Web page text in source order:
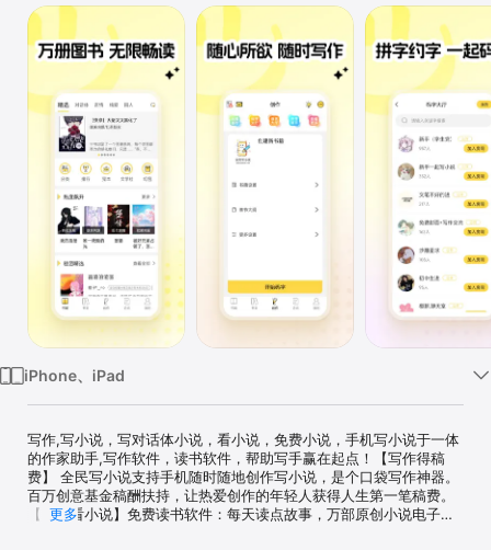
Vision
Watch
iPhone、iPad
写作,写小说，写对话体小说，看小说，免费小说，手机写小说于一体
的作家助手,写作软件，读书软件，帮助写手赢在起点！【写作得稿
费】 全民写小说支持手机随时随地创作写小说，是个口袋写作神器。
百万创意基金稿酬扶持，让热爱创作的年轻人获得人生第一笔稿费。
【免费看小说】免费读书软件：每天读点故事，万部原创小说电子书
更多